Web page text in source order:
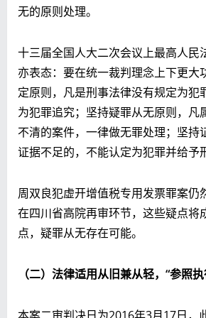
无的原则处理。
十三届全国人大二次会议上最高人民
亦表态：要在统一裁判理念上下更大
定原则，凡是刑事法律没有规定为犯
为犯罪追究；坚持疑罪从无原则，凡
不清的案件，一律做无罪处理；坚持
证据不足的，不能认定为犯罪并给予
周双良犯虚开增值税专用发票罪案仍
在四川省高院再审环节，这些疑点将
点，疑罪从无存在可能。
（二）法律适用从旧兼从轻，“参照